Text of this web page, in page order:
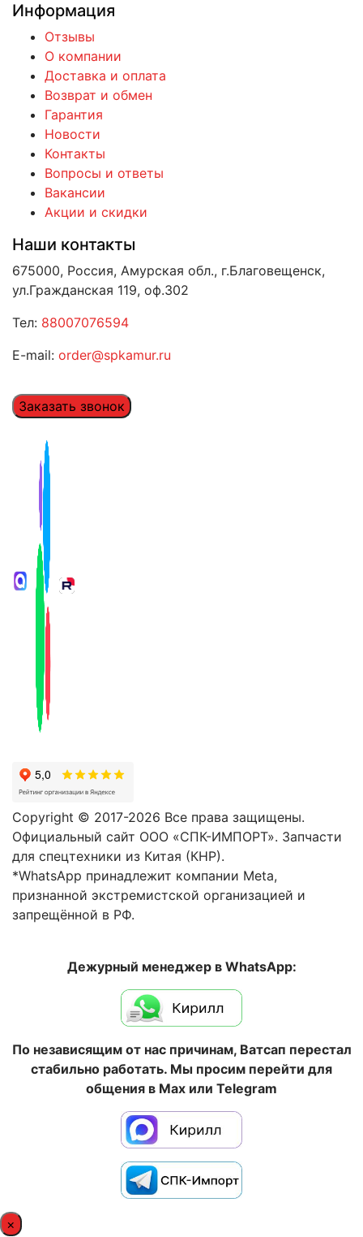
Информация
Отзывы
О компании
Доставка и оплата
Возврат и обмен
Гарантия
Новости
Контакты
Вопросы и ответы
Вакансии
Акции и скидки
Наши контакты
675000, Россия, Амурская обл., г.Благовещенск,
ул.Гражданская 119, оф.302
Тел: 88007076594
E-mail: order@spkamur.ru
Заказать звонок
Copyright © 2017-2026 Все права защищены.
Официальный сайт ООО «СПК-ИМПОРТ». Запчасти
для спецтехники из Китая (КНР).
*WhatsApp принадлежит компании Meta,
признанной экстремистской организацией и
запрещённой в РФ.
Дежурный менеджер в WhatsApp:
По независящим от нас причинам, Ватсап перестал
стабильно работать. Мы просим перейти для
общения в Max или Telegram
×